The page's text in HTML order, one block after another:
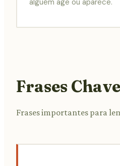
Frases Chave
Frases importantes para